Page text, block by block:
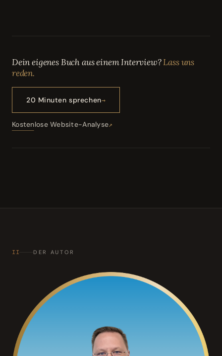
Dein eigenes Buch aus einem Interview?Lass uns
reden.
20 Minuten sprechen
Kostenlose Website-Analyse
II DER AUTOR